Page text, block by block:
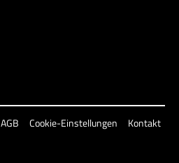
AGB Cookie-Einstellungen Kontakt